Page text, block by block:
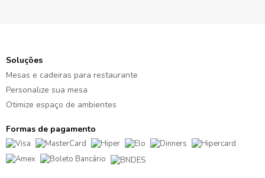
Soluções
Mesas e cadeiras para restaurante
Personalize sua mesa
Otimize espaço de ambientes
Formas de pagamento